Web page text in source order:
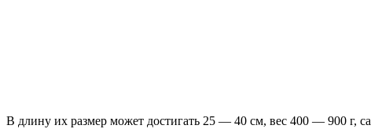
В длину их размер может достигать 25 — 40 см, вес 400 — 900 г,